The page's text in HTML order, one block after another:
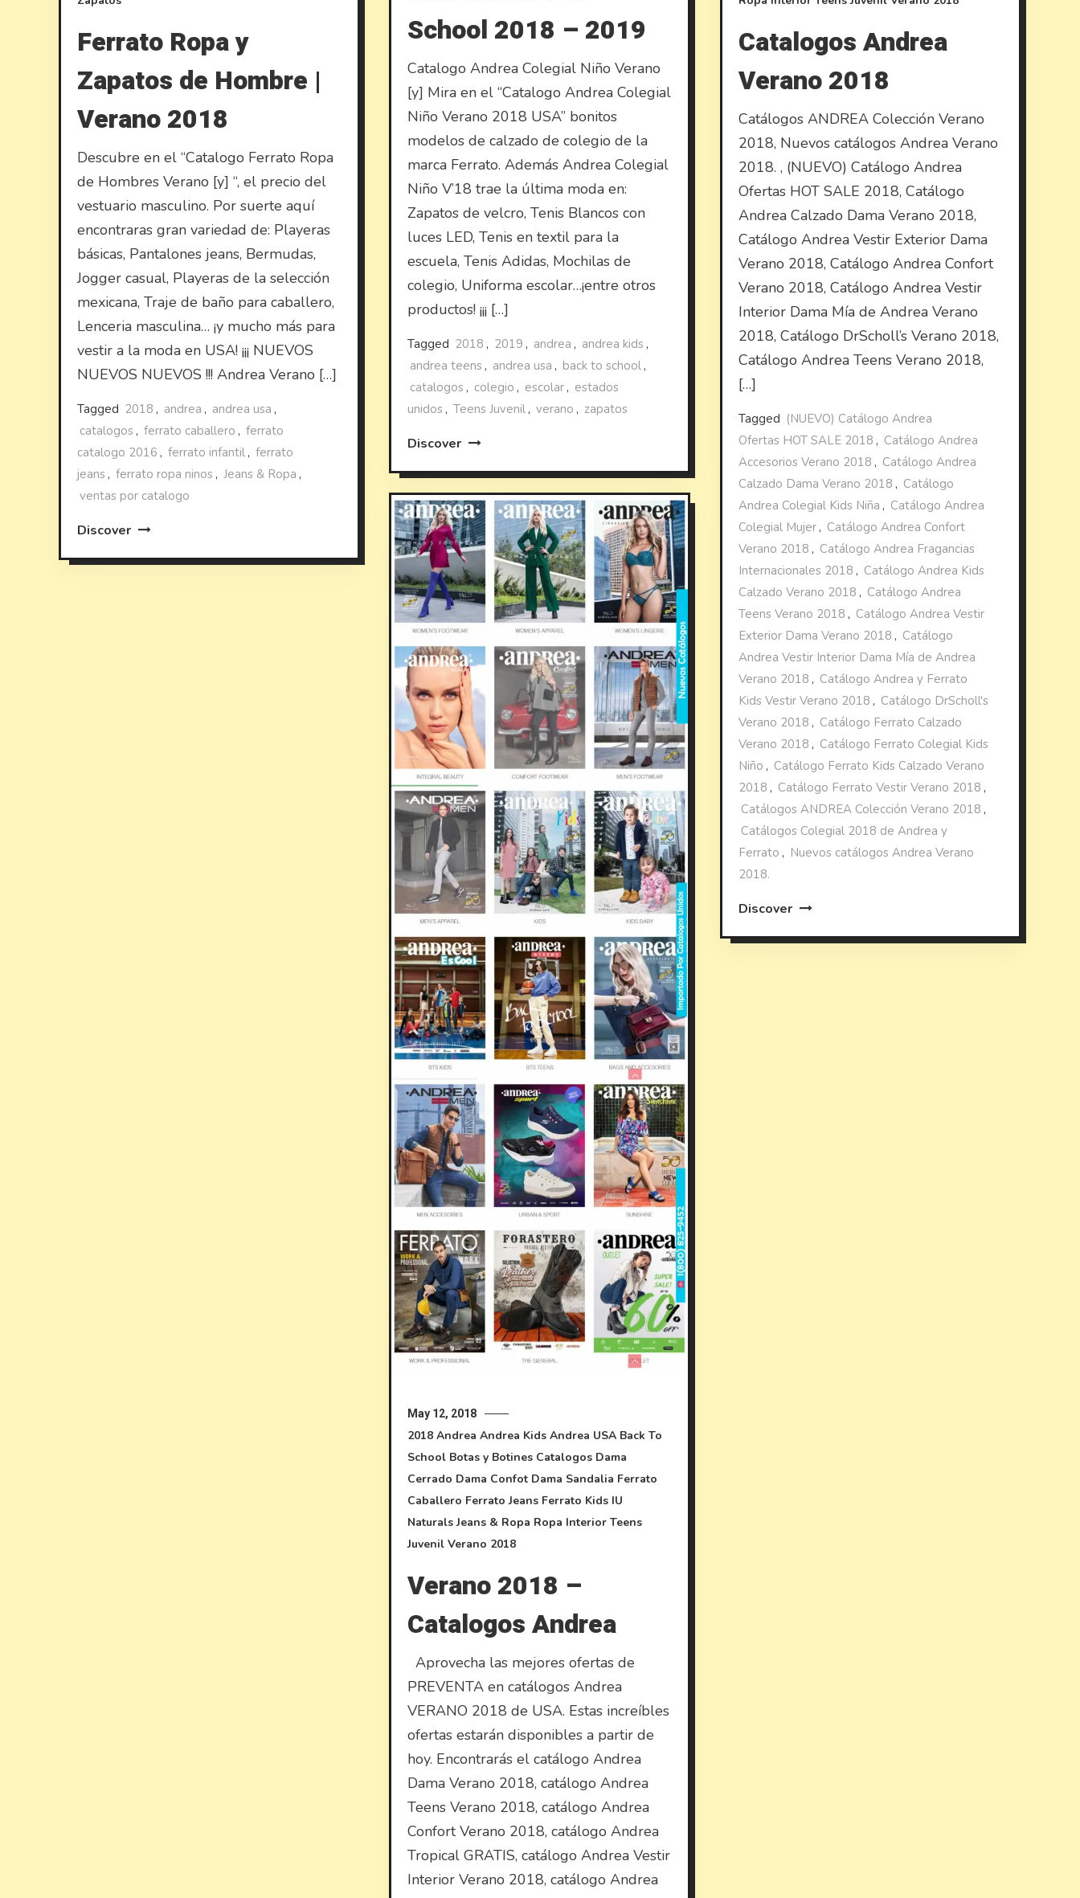
Ferrato Ropa y
Zapatos de Hombre |
Verano 2018
Descubre en el “Catalogo Ferrato Ropa
de Hombres Verano [y] “, el precio del
vestuario masculino. Por suerte aquí
encontraras gran variedad de: Playeras
básicas, Pantalones jeans, Bermudas,
Jogger casual, Playeras de la selección
mexicana, Traje de baño para caballero,
Lenceria masculina… ¡y mucho más para
vestir a la moda en USA! ¡¡¡ NUEVOS
NUEVOS NUEVOS !!! Andrea Verano […]
Tagged 2018 , andrea , andrea usa ,
catalogos , ferrato caballero , ferrato
catalogo 2016 , ferrato infantil , ferrato
jeans , ferrato ropa ninos , Jeans & Ropa ,
ventas por catalogo
Discover
School 2018 – 2019
Catalogo Andrea Colegial Niño Verano
[y] Mira en el “Catalogo Andrea Colegial
Niño Verano 2018 USA” bonitos
modelos de calzado de colegio de la
marca Ferrato. Además Andrea Colegial
Niño V’18 trae la última moda en:
Zapatos de velcro, Tenis Blancos con
luces LED, Tenis en textil para la
escuela, Tenis Adidas, Mochilas de
colegio, Uniforma escolar…¡entre otros
productos! ¡¡¡ […]
Tagged 2018 , 2019 , andrea , andrea kids ,
andrea teens , andrea usa , back to school ,
catalogos , colegio , escolar , estados
unidos , Teens Juvenil , verano , zapatos
Discover
Catalogos Andrea
Verano 2018
Catálogos ANDREA Colección Verano
2018, Nuevos catálogos Andrea Verano
2018. , (NUEVO) Catálogo Andrea
Ofertas HOT SALE 2018, Catálogo
Andrea Calzado Dama Verano 2018,
Catálogo Andrea Vestir Exterior Dama
Verano 2018, Catálogo Andrea Confort
Verano 2018, Catálogo Andrea Vestir
Interior Dama Mía de Andrea Verano
2018, Catálogo DrScholl’s Verano 2018,
Catálogo Andrea Teens Verano 2018,
[…]
Tagged (NUEVO) Catálogo Andrea
Ofertas HOT SALE 2018 , Catálogo Andrea
Accesorios Verano 2018 , Catálogo Andrea
Calzado Dama Verano 2018 , Catálogo
Andrea Colegial Kids Niña , Catálogo Andrea
Colegial Mujer , Catálogo Andrea Confort
Verano 2018 , Catálogo Andrea Fragancias
Internacionales 2018 , Catálogo Andrea Kids
Calzado Verano 2018 , Catálogo Andrea
Teens Verano 2018 , Catálogo Andrea Vestir
Exterior Dama Verano 2018 , Catálogo
Andrea Vestir Interior Dama Mía de Andrea
Verano 2018 , Catálogo Andrea y Ferrato
Kids Vestir Verano 2018 , Catálogo DrScholl's
Verano 2018 , Catálogo Ferrato Calzado
Verano 2018 , Catálogo Ferrato Colegial Kids
Niño , Catálogo Ferrato Kids Calzado Verano
2018 , Catálogo Ferrato Vestir Verano 2018 ,
Catálogos ANDREA Colección Verano 2018 ,
Catálogos Colegial 2018 de Andrea y
Ferrato , Nuevos catálogos Andrea Verano
2018.
Discover
May 12, 2018
2018 Andrea Andrea Kids Andrea USA Back To
School Botas y Botines Catalogos Dama
Cerrado Dama Confot Dama Sandalia Ferrato
Caballero Ferrato Jeans Ferrato Kids IU
Naturals Jeans & Ropa Ropa Interior Teens
Juvenil Verano 2018
Verano 2018 –
Catalogos Andrea
Aprovecha las mejores ofertas de
PREVENTA en catálogos Andrea
VERANO 2018 de USA. Estas increíbles
ofertas estarán disponibles a partir de
hoy. Encontrarás el catálogo Andrea
Dama Verano 2018, catálogo Andrea
Teens Verano 2018, catálogo Andrea
Confort Verano 2018, catálogo Andrea
Tropical GRATIS, catálogo Andrea Vestir
Interior Verano 2018, catálogo Andrea